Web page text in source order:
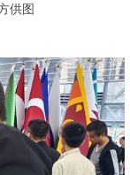
供图